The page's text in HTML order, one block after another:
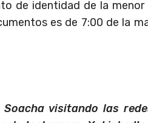
de identidad de la menor
es de 7:00 de la
visitando las